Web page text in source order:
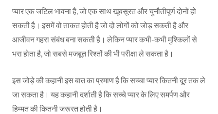
प्यार एक जटिल भावना है, जो एक साथ खूबसूरत और चुनौतीपूर्ण दोनों हो
सकती है। इसमें वो ताकत होती है जो दो लोगों को जोड़ सकती है और
आजीवन गहरा संबंध बना सकती है। लेकिन प्यार कभी-कभी मुश्किलों से
भरा होता है, जो सबसे मजबूत रिश्तों की भी परीक्षा ले सकता है।
इस जोड़े की कहानी इस बात का प्रमाण है कि सच्चा प्यार कितनी दूर तक ले
जा सकता है। यह कहानी दर्शाती है कि सच्चे प्यार के लिए समर्पण और
हिम्मत की कितनी जरूरत होती है।